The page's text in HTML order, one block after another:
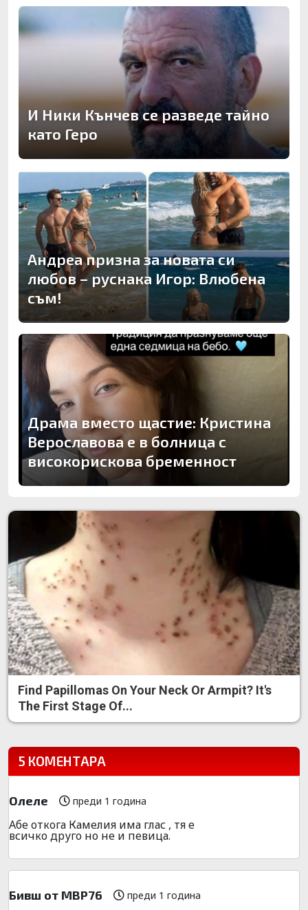
И Ники Кънчев се разведе тайно
като Геро
Андреа призна за новата си
любов – руснака Игор: Влюбена
съм!
Драма вместо щастие: Кристина
Верославова е в болница с
високорискова бременност
Find Papillomas On Your Neck Or Armpit? It's
The First Stage Of...
5 КОМЕНТАРА
Олеле преди 1 година
Абе откога Камелия има глас , тя е
всичко друго но не и певица.
Бивш от МВР76 преди 1 година